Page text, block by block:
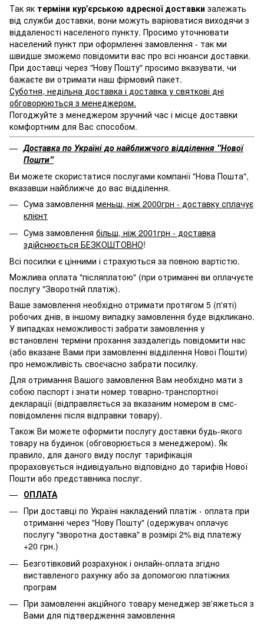
Так як терміни кур'єрською адресної доставки залежать
від служби доставки, вони можуть варіюватися виходячи з
віддаленості населеного пункту. Просимо уточнювати
населений пункт при оформленні замовлення - так ми
швидше зможемо повідомити вас про всі нюанси доставки.
При доставці через "Нову Пошту" просимо вказувати, чи
бажаєте ви отримати наш фірмовий пакет.
Суботня, недільна доставка і доставка у святкові дні
обговорюються з менеджером.
Погоджуйте з менеджером зручний час і місце доставки
комфортним для Вас способом.
Доставка по Україні до найближчого відділення "Нової
Пошти"
Ви можете скористатися послугами компанії "Нова Пошта",
вказавши найближче до вас відділення.
Сума замовлення меньш, ніж 2000грн - доставку сплачує
клієнт
Сума замовлення більш, ніж 2001грн - доставка
здійснюється БЕЗКОШТОВНО!
Всі посилки є цінними і страхуються за повною вартістю.
Можлива оплата "післяплатою" (при отриманні ви оплачуєте
послугу "Зворотній платіж).
Ваше замовлення необхідно отримати протягом 5 (п'яті)
робочих днів, в іншому випадку замовлення буде відкликано.
У випадках неможливості забрати замовлення у
встановлені терміни прохання заздалегідь повідомити нас
(або вказане Вами при замовленні відділення Нової Пошти)
про неможливість своєчасно забрати посилку.
Для отримання Вашого замовлення Вам необхідно мати з
собою паспорт і знати номер товарно-транспортної
декларації (відправляється за вказаним номером в смс-
повідомленні після відправки товару).
Також Ви можете оформити послугу доставки будь-якого
товару на будинок (обговорюється з менеджером). Як
правило, для даного виду послуг тарифікація
прораховується індивідуально відповідно до тарифів Нової
Пошти або представника послуг.
ОПЛАТА
При доставці по Україні накладений платіж - оплата при
отриманні через "Нову Пошту" (одержувач оплачує
послугу "зворотна доставка" в розмірі 2% від платежу
+20 грн.)
Безготівковий розрахунок і онлайн-оплата згідно
виставленого рахунку або за допомогою платіжних
програм
При замовленні акційного товару менеджер зв'яжеться з
Вами для підтвердження замовлення